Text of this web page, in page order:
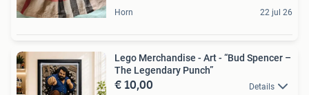
Horn 22 jul 26
Lego Merchandise - Art - “Bud Spencer –
The Legendary Punch”
€ 10,00 Details